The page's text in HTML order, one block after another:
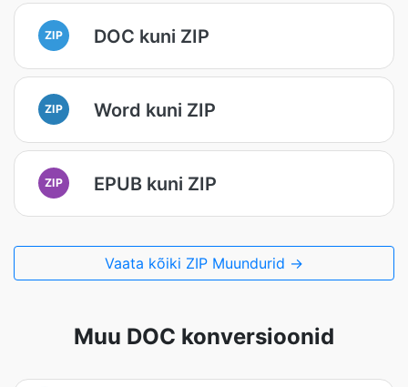
ZIP DOC kuni ZIP
ZIP Word kuni ZIP
ZIP EPUB kuni ZIP
Vaata kõiki ZIP Muundurid →
Muu DOC konversioonid